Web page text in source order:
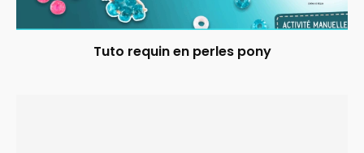
Tuto requin en perles pony